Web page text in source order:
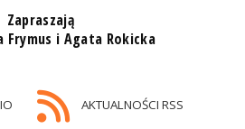
Zapraszają
Frymus i Agata Rokicka
AKTUALNOŚCI RSS